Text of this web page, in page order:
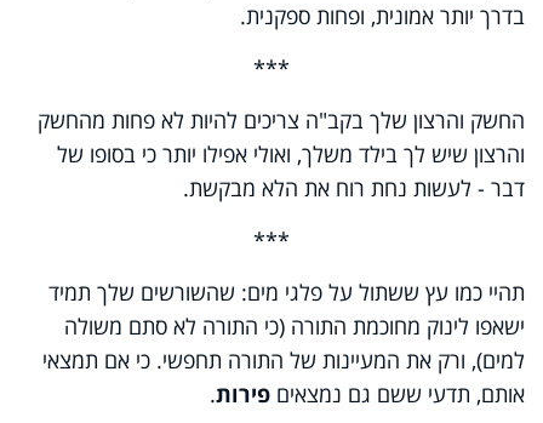
בדרך יותר אמונית, ופחות ספקנית.
***
החשק והרצון שלך בקב"ה צריכים להיות לא פחות מהחשק
והרצון שיש לך בילד משלך, ואולי אפילו יותר כי בסופו של
דבר - לעשות נחת רוח את הלא מבקשת.
***
תהיי כמו עץ ששתול על פלגי מים: שהשורשים שלך תמיד
ישאפו לינוק מחוכמת התורה (כי התורה לא סתם משולה
למים), ורק את המעיינות של התורה תחפשי. כי אם תמצאי
אותם, תדעי ששם גם נמצאים פירות.